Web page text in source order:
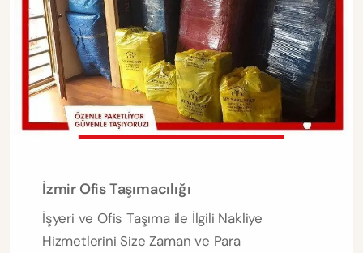
İzmir Ofis Taşımacılığı
İşyeri ve Ofis Taşıma ile İlgili Nakliye
Hizmetlerini Size Zaman ve Para